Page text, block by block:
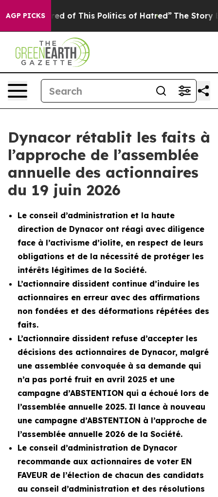
AGP PICKS
of This Politics of Hatred” The Story Behind
Dynacor rétablit les faits à
l’approche de l’assemblée
annuelle des actionnaires
du 19 juin 2026
Le conseil d’administration et la haute
direction de Dynacor ont réagi avec diligence
face à l’activisme d’iolite, en respect de leurs
obligations et de la nécessité de protéger les
intérêts légitimes de la Société.
L’actionnaire dissident continue d’induire les
actionnaires en erreur avec des affirmations
non fondées et des déformations répétées des
faits.
L’actionnaire dissident refuse d’accepter les
décisions des actionnaires de Dynacor, malgré
une assemblée convoquée à sa demande qui
n’a pas porté fruit en avril 2025 et une
campagne d’ABSTENTION qui a échoué lors de
l’assemblée annuelle 2025. Il lance à nouveau
une campagne d’ABSTENTION à l’approche de
l’assemblée annuelle 2026 de la Société.
Le conseil d’administration de Dynacor
recommande aux actionnaires de voter EN
FAVEUR de l’élection de chacun des candidats
au conseil d’administration et des résolutions